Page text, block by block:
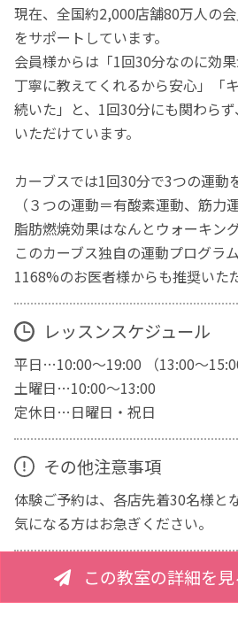
現在、全国約2,000店舗80万人の
をサポートしています。
会員様からは「1回30分なのに効
丁寧に教えてくれるから安心」「
続いた」と、1回30分にも関わら
いただけています。
カーブスでは1回30分で3つの運動
（３つの運動＝有酸素運動、筋力
脂肪燃焼効果はなんとウォーキン
このカーブス独自の運動プログラ
1168%のお医者様からも推奨いた
レッスンスケジュール
平日…10:00～19:00 （13:00～
土曜日…10:00～13:00
定休日…日曜日・祝日
その他注意事項
体験ご予約は、各店先着30名様と
気になる方はお急ぎください。
この教室の詳細を見